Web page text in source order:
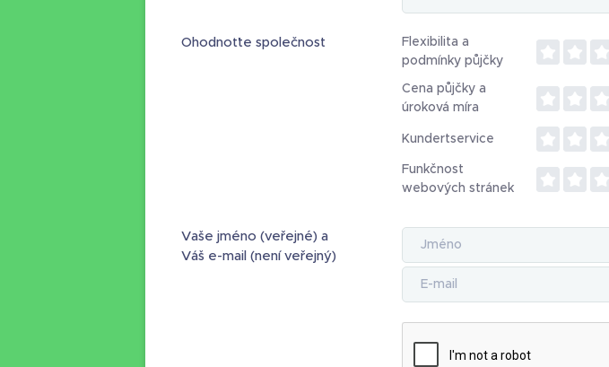
Ohodnoťte společnost
Flexibilita a
podmínky půjčky
Cena půjčky a
úroková míra
Kundertservice
Funkčnost
webových stránek
Vaše jméno (veřejné) a
Váš e-mail (není veřejný)